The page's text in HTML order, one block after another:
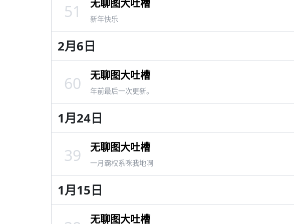
无聊图大吐槽
新年快乐
51
2月6日
无聊图大吐槽
年前最后一次更新。
60
1月24日
无聊图大吐槽
一月霸权系咪我地啊
39
1月15日
无聊图大吐槽